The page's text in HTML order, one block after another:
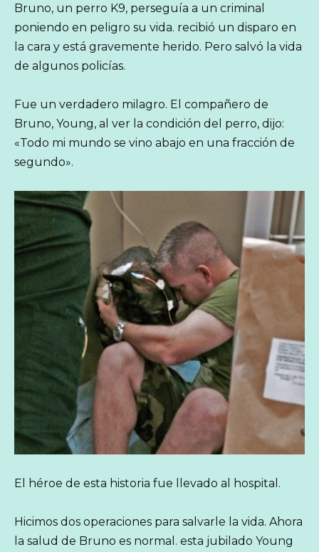
Bruno, un perro K9, perseguía a un criminal
poniendo en peligro su vida. recibió un disparo en
la cara y está gravemente herido. Pero salvó la vida
de algunos policías.
Fue un verdadero milagro. El compañero de
Bruno, Young, al ver la condición del perro, dijo:
«Todo mi mundo se vino abajo en una fracción de
segundo».
El héroe de esta historia fue llevado al hospital.
Hicimos dos operaciones para salvarle la vida. Ahora
la salud de Bruno es normal. esta jubilado Young